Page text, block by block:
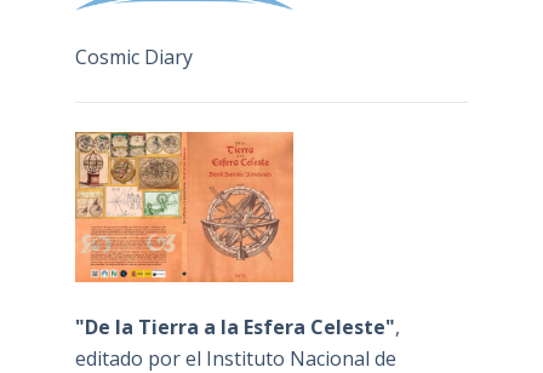
Cosmic Diary
"De la Tierra a la Esfera Celeste",
editado por el Instituto Nacional de